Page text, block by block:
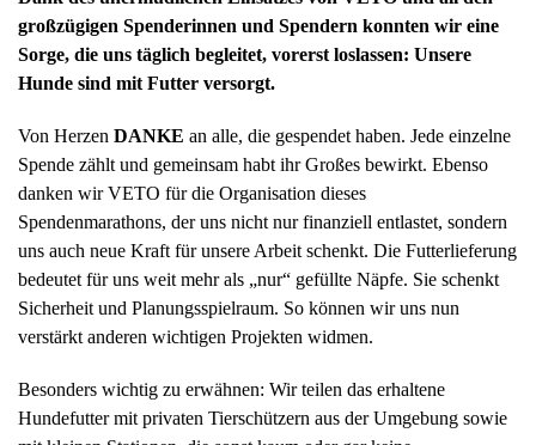
großzügigen Spenderinnen und Spendern konnten wir eine
Sorge, die uns täglich begleitet, vorerst loslassen: Unsere
Hunde sind mit Futter versorgt.
Von Herzen DANKE an alle, die gespendet haben. Jede einzelne
Spende zählt und gemeinsam habt ihr Großes bewirkt. Ebenso
danken wir VETO für die Organisation dieses
Spendenmarathons, der uns nicht nur finanziell entlastet, sondern
uns auch neue Kraft für unsere Arbeit schenkt. Die Futterlieferung
bedeutet für uns weit mehr als „nur“ gefüllte Näpfe. Sie schenkt
Sicherheit und Planungsspielraum. So können wir uns nun
verstärkt anderen wichtigen Projekten widmen.
Besonders wichtig zu erwähnen: Wir teilen das erhaltene
Hundefutter mit privaten Tierschützern aus der Umgebung sowie